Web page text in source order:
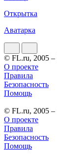
Открытка
Аватарка
© FL.ru, 2005 –
О проекте
Правила
Безопасность
Помощь
© FL.ru, 2005 –
О проекте
Правила
Безопасность
Помощь